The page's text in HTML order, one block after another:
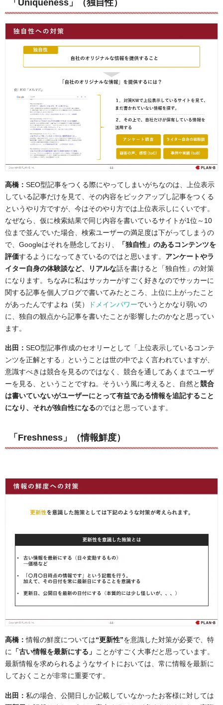
「Uniqueness」（独自性）
高橋： SEO型記事をつくる際にやってしまいがちなのは、上位表示
している記事だけを見て、その内容をピックアップし記事をつくる
というやり方ですが、今はそのやり方では上位表示しにくいです。
なぜなら、仮に検索結果で同じ内容を書いているサイトが1位～10
位まで並んでいた場合、検索ユーザーの満足度は下がってしまうの
で、Googleはそれを懸念しており、
「独自性」のあるコンテンツを
評価するようになってきているのではと思います。 アンケートやラ
イター自身の体験談など、リアルな話を書けると「独自性」の対策
になります。ちなみに私はサッカーがすごく好きなのでサッカーに
関する記事を個人ブログで書いてみたところ、上位に上がったこと
があったんですよね（笑）
ドメインパワーでいうとかなり弱いの
に、独自の観点から記事を書いたことが影響したのかなと思ってい
ます。
出田： SEO型記事作成のセオリーとして「上位表示しているコンテ
ンツを正解とする」ということは世の中でよく言われていますが、
意識すべきは競合を見るのではなく、競合を通してあくまでユーザ
ーを見る、ということですね。そういう風に考えると、自然と競合
は書いていないがユーザーにとって有益である情報を追記すること
になり、それが独自性になるのではと思っています。
「Freshness」（情報鮮度）
高橋：情報の鮮度については“更新性”を意識した対策が必要で、特
に 「古い情報を最新にする」 ことがすごく大事だと思っています。
最新情報を求められるようなサイトにおいては、常に情報を最新に
しておくことが非常に重要です。
出田： 私の場合、公開日しか記載していなかったお客様に対しては